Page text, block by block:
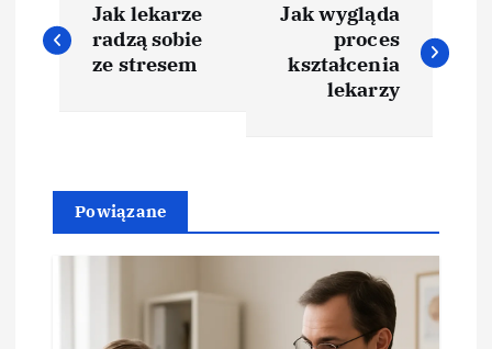
a
g
a
Jak lekarze
radzą sobie
ze stresem
Jak wygląda
proces
kształcenia
lekarzy
Powiązane